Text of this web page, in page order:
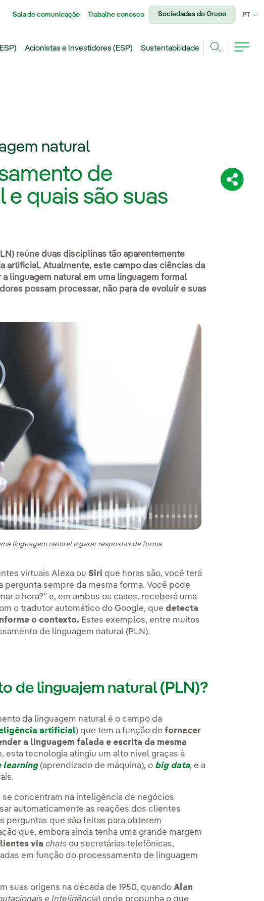
Sala de comunicação Trabalhe conosco Sociedades do Grupo PT
Acionistas e Investidores (ESP)
Sustentabilidade
ups
natural
de
quais são suas
reúne duas disciplinas tão aparentemente
artificial. Atualmente, este campo das ciências da
linguagem natural em uma linguagem formal
possam processar, não para de evoluir e suas
linguagem natural e gerar respostas de forma
virtuais Alexa ou Siri que horas são, você terá
pergunta sempre da mesma forma. Você pode
a hora?” e, em ambos os casos, receberá uma
o tradutor automático do Google, quedetecta
o contexto. Estes exemplos, entre muitos
de linguagem natural (PLN).
de linguajem natural (PLN)?
da linguagem natural é o campo da
artificial) que tem a função defornecer
a linguagem falada e escrita da mesma
esta tecnologia atingiu um alto nível graças à
learning(aprendizado de máquina), o big data, e a
concentram na inteligência de negócios
automaticamente as reações dos clientes
perguntas que são feitas para obterem
que, embora ainda tenha uma grande margem
via chats ou secretárias telefônicas,
em função do processamento de linguagem
suas origens na década de 1950, quandoAlan
e Inteligência) onde propunha o que